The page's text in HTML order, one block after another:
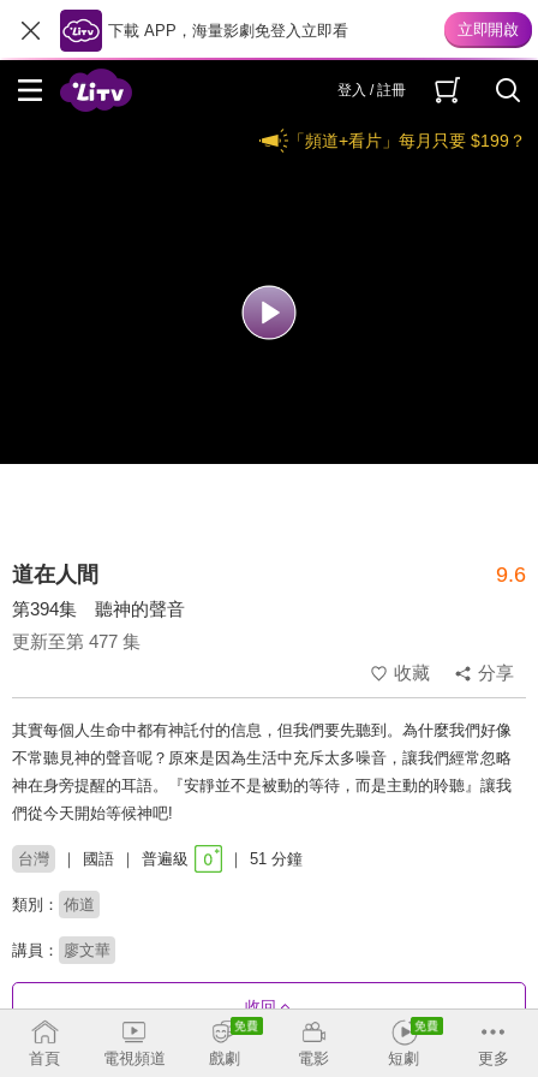
下載 APP，海量影劇免登入立即看
登入 / 註冊
「頻道+看片」每月只要 $199？
道在人間 9.6
第394集 聽神的聲音
更新至第 477 集
收藏
分享
其實每個人生命中都有神託付的信息，但我們要先聽到。為什麼我們好像
不常聽見神的聲音呢？原來是因為生活中充斥太多噪音，讓我們經常忽略
神在身旁提醒的耳語。『安靜並不是被動的等待，而是主動的聆聽』讓我
們從今天開始等候神吧!
台灣 國語 普遍級 51 分鐘
類別： 佈道
講員： 廖文華
收回
首頁 電視頻道 戲劇 電影 短劇 更多